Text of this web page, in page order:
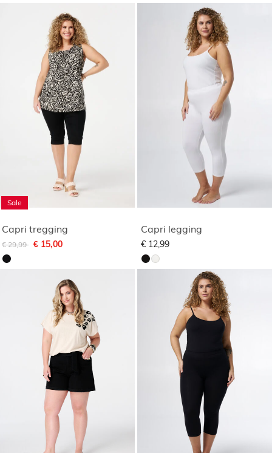
Sale
Capri tregging
Afgeprijsd van
€ 29,99 naar
€ 15,00
Capri legging
€ 12,99